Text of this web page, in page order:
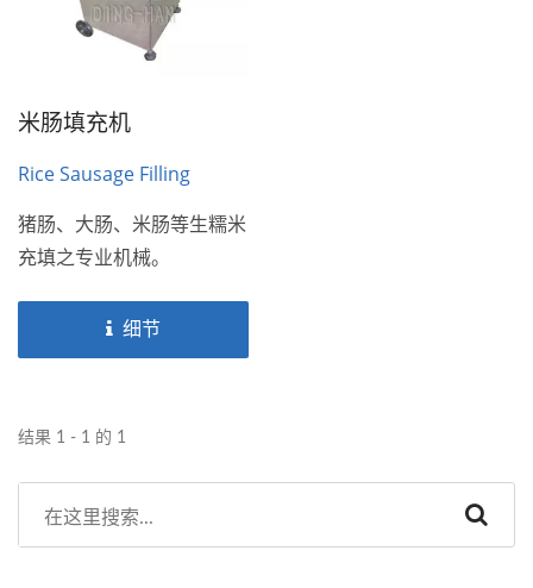
米肠填充机
Rice Sausage Filling
猪肠、大肠、米肠等生糯米
充填之专业机械。
细节
结果 1 - 1 的 1